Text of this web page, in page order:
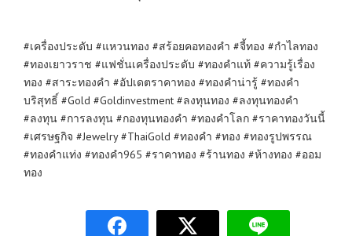
#เครื่องประดับ #แหวนทอง #สร้อยคอทองคำ #จี้ทอง #กำไลทอง
#ทองเยาวราช #แฟชั่นเครื่องประดับ #ทองคำแท้ #ความรู้เรื่อง
ทอง #สาระทองคำ #อัปเดตราคาทอง #ทองคำน่ารู้ #ทองคำ
บริสุทธิ์ #Gold #Goldinvestment #ลงทุนทอง #ลงทุนทองคำ
#ลงทุน #การลงทุน #กองทุนทองคำ #ทองคำโลก #ราคาทองวันนี้
#เศรษฐกิจ #Jewelry #ThaiGold #ทองคำ #ทอง #ทองรูปพรรณ
#ทองคำแท่ง #ทองคำ965 #ราคาทอง #ร้านทอง #ห้างทอง #ออม
ทอง